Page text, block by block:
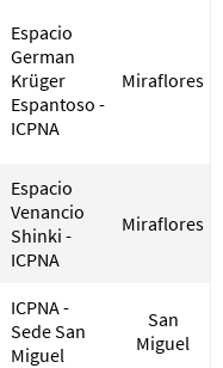
Espacio
German
Krüger
Espantoso -
ICPNA
Miraflores
Espacio
Venancio
Shinki -
ICPNA
Miraflores
ICPNA -
Sede San
Miguel
San
Miguel